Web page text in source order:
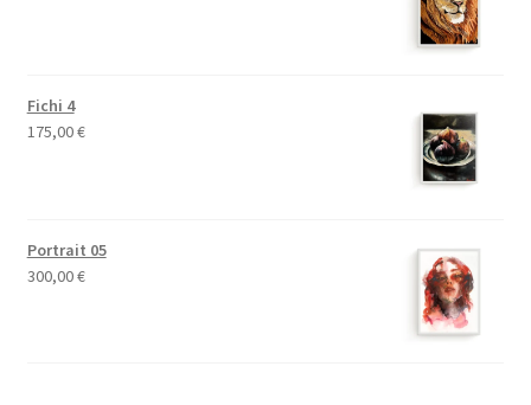
Fichi 4
175,00€
Portrait 05
300,00€